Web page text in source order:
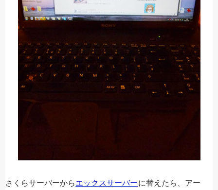
さくらサーバーからエックスサーバーに替えたら、アー